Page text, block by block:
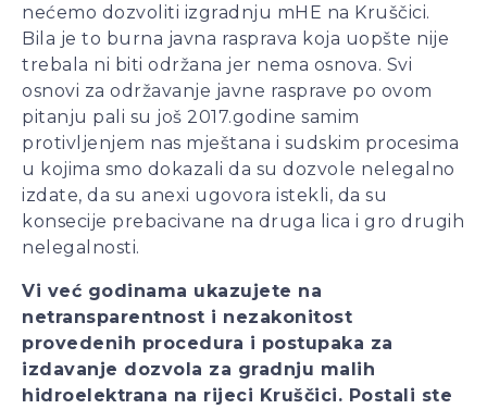
nećemo dozvoliti izgradnju mHE na Kruščici.
Bila je to burna javna rasprava koja uopšte nije
trebala ni biti održana jer nema osnova. Svi
osnovi za održavanje javne rasprave po ovom
pitanju pali su još 2017.godine samim
protivljenjem nas mještana i sudskim procesima
u kojima smo dokazali da su dozvole nelegalno
izdate, da su anexi ugovora istekli, da su
konsecije prebacivane na druga lica i gro drugih
nelegalnosti.
Vi već godinama ukazujete na
netransparentnost i nezakonitost
provedenih procedura i postupaka za
izdavanje dozvola za gradnju malih
hidroelektrana na rijeci Kruščici. Postali ste